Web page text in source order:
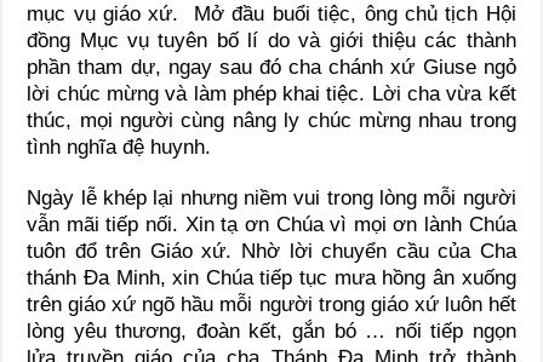
mục vụ giáo xứ. Mở đầu buổi tiệc, ông chủ tịch Hội
đồng Mục vụ tuyên bố lí do và giới thiệu các thành
phần tham dự, ngay sau đó cha chánh xứ Giuse ngỏ
lời chúc mừng và làm phép khai tiệc. Lời cha vừa kết
thúc, mọi người cùng nâng ly chúc mừng nhau trong
tình nghĩa đệ huynh.
Ngày lễ khép lại nhưng niềm vui trong lòng mỗi người
vẫn mãi tiếp nối. Xin tạ ơn Chúa vì mọi ơn lành Chúa
tuôn đổ trên Giáo xứ. Nhờ lời chuyển cầu của Cha
thánh Đa Minh, xin Chúa tiếp tục mưa hồng ân xuống
trên giáo xứ ngõ hầu mỗi người trong giáo xứ luôn hết
lòng yêu thương, đoàn kết, gắn bó … nối tiếp ngọn